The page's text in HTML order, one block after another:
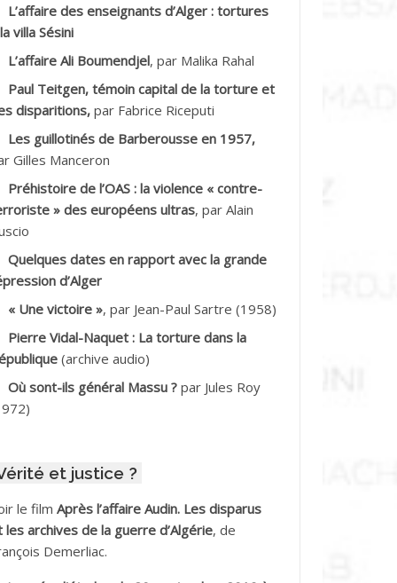
Tahar
Ramdane *
Baghdad*
Boualem*
Rachid
Omar *
Vve AIT SAADA
Mohamed Akli
L’affaire des enseignants d’Alger : tortures
villa Sésini
L’affaire Ali Boumendjel, par Malika Rahal
Paul Teitgen, témoin capital de la torture et
disparitions, par Fabrice Riceputi
Les guillotinés de Barberousse en 1957,
Gilles Manceron
Préhistoire de l’OAS : la violence « contre-
» des européens ultras, par Alain
Quelques dates en rapport avec la grande
d’Alger
« Une victoire », par Jean-Paul Sartre (1958)
Pierre Vidal-Naquet : La torture dans la
(archive audio)
Où sont-ils général Massu ? par Jules Roy
et justice ?
le film Après l’affaire Audin. Les disparus
les archives de la guerre d’Algérie, de
Demerliac.